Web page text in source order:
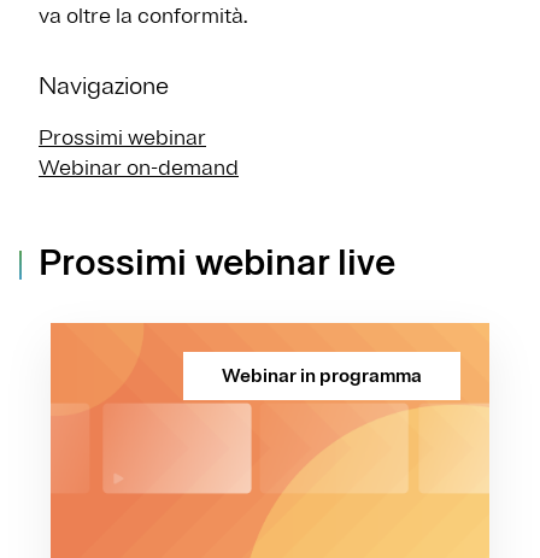
va oltre la conformità.
Navigazione
Prossimi webinar
Webinar on-demand
Prossimi webinar live
Webinar in programma